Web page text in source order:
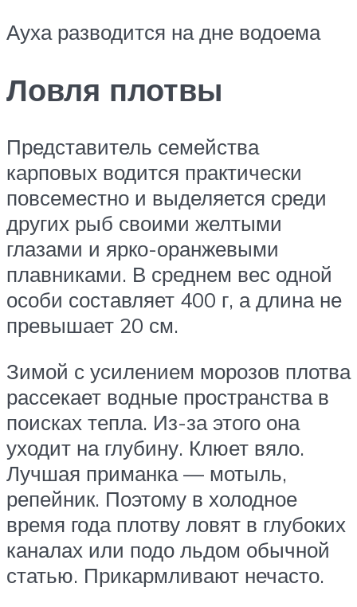
Ауха разводится на дне водоема
Ловля плотвы
Представитель семейства
карповых водится практически
повсеместно и выделяется среди
других рыб своими желтыми
глазами и ярко-оранжевыми
плавниками. В среднем вес одной
особи составляет 400 г, а длина не
превышает 20 см.
Зимой с усилением морозов плотва
рассекает водные пространства в
поисках тепла. Из-за этого она
уходит на глубину. Клюет вяло.
Лучшая приманка — мотыль,
репейник. Поэтому в холодное
время года плотву ловят в глубоких
каналах или подо льдом обычной
статью. Прикармливают нечасто.